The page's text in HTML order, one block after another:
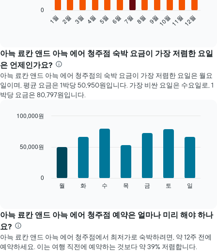
는
월
별
객
실
평
요
는
월
을
표
1월 2월 3월 4월 5월 6월7월 8월 9월10월11월12월
0
아늑 료칸 앤드 아늑 에어 청주점 숙박 요금이 가장 저렴한 요일
은 언제인가요?
아늑 료칸 앤드 아늑 에어 청주점의 숙박 요금이 가장 저렴한 요일은 월요
일이며, 평균 요금은 1박당 50,950원입니다. 가장 비싼 요일은 수요일로, 1
박당 요금은 80,797원입니다.
는
요
일
별
객
월 화 수 목 금 토 일
0
50,000원
100,000원
아늑 료칸 앤드 아늑 에어 청주점 예약은 얼마나 미리 해야 하나
요?
아늑 료칸 앤드 아늑 에어 청주점에서 최저가로 숙박하려면, 약 12주 전에
예약하세요. 이는 여행 직전에 예약하는 것보다 약 39% 저렴합니다.